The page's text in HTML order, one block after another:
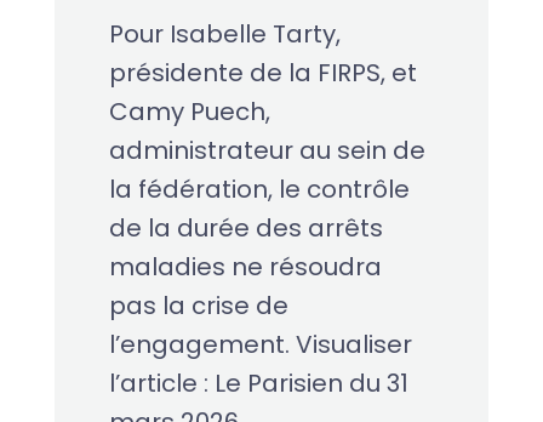
Pour Isabelle Tarty,
présidente de la FIRPS, et
Camy Puech,
administrateur au sein de
la fédération, le contrôle
de la durée des arrêts
maladies ne résoudra
pas la crise de
l’engagement. Visualiser
l’article : Le Parisien du 31